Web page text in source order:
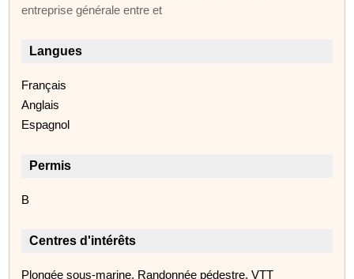
entreprise générale entre et
Langues
Français
Anglais
Espagnol
Permis
B
Centres d'intérêts
Plongée sous-marine. Randonnée pédestre. VTT